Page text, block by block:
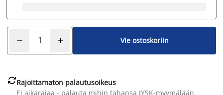
Vie ostoskoriin
Rajoittamaton palautusoikeus
Ei aikarajaa - palauta mihin tahansa JYSK-myymälään